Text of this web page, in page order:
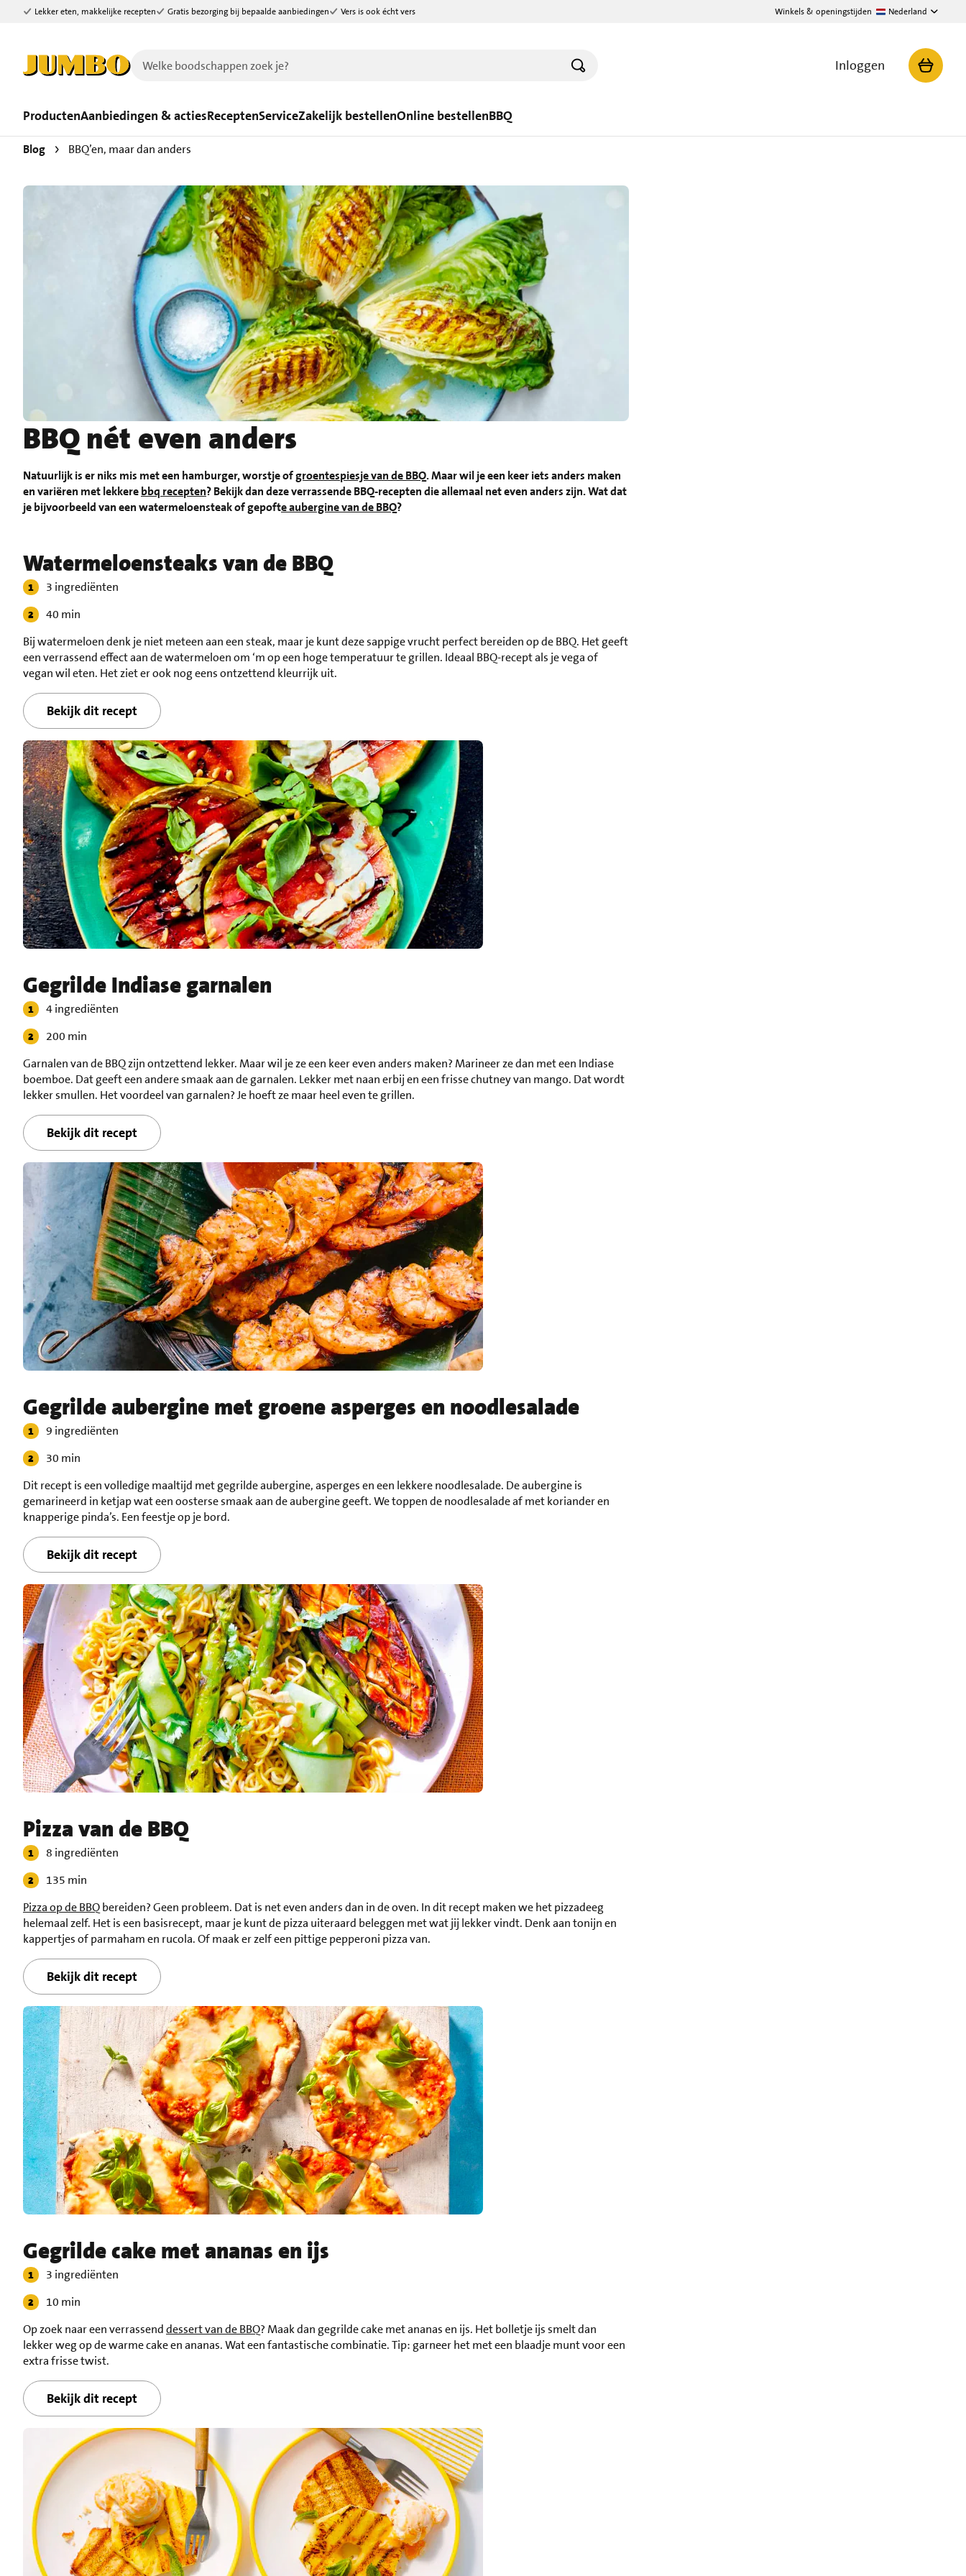
Ga naar zoeken
Ga naar hoofdinhoud
Lekker eten, makkelijke recepten Gratis bezorging bij bepaalde aanbiedingen Vers is ook écht vers Winkels & openingstijden Nederland
Inloggen
ProductenAanbiedingen & actiesReceptenServiceZakelijk bestellenOnline bestellenBBQ
Blog BBQ’en, maar dan anders
BBQ nét even anders
Natuurlijk is er niks mis met een hamburger, worstje ofgroentespiesje van de BBQ. Maar wil je een keer iets anders maken
en variëren met lekkerebbq recepten? Bekijk dan deze verrassende BBQ-recepten die allemaal net even anders zijn. Wat dat
je bijvoorbeeld van een watermeloensteak of gepofte aubergine van de BBQ?
Watermeloensteaks van de BBQ
3 ingrediënten
40 min
Bij watermeloen denk je niet meteen aan een steak, maar je kunt deze sappige vrucht perfect bereiden op de BBQ. Het geeft
een verrassend effect aan de watermeloen om ‘m op een hoge temperatuur te grillen. Ideaal BBQ-recept als je vega of
vegan wil eten. Het ziet er ook nog eens ontzettend kleurrijk uit.
Bekijk dit recept
Gegrilde Indiase garnalen
4 ingrediënten
200 min
Garnalen van de BBQ zijn ontzettend lekker. Maar wil je ze een keer even anders maken? Marineer ze dan met een Indiase
boemboe. Dat geeft een andere smaak aan de garnalen. Lekker met naan erbij en een frisse chutney van mango. Dat wordt
lekker smullen. Het voordeel van garnalen? Je hoeft ze maar heel even te grillen.
Bekijk dit recept
Gegrilde aubergine met groene asperges en noodlesalade
9 ingrediënten
30 min
Dit recept is een volledige maaltijd met gegrilde aubergine, asperges en een lekkere noodlesalade. De aubergine is
gemarineerd in ketjap wat een oosterse smaak aan de aubergine geeft. We toppen de noodlesalade af met koriander en
knapperige pinda’s. Een feestje op je bord.
Bekijk dit recept
Pizza van de BBQ
8 ingrediënten
135 min
Pizza op de BBQbereiden? Geen probleem. Dat is net even anders dan in de oven. In dit recept maken we het pizzadeeg
helemaal zelf. Het is een basisrecept, maar je kunt de pizza uiteraard beleggen met wat jij lekker vindt. Denk aan tonijn en
kappertjes of parmaham en rucola. Of maak er zelf een pittige pepperoni pizza van.
Bekijk dit recept
Gegrilde cake met ananas en ijs
3 ingrediënten
10 min
Op zoek naar een verrassenddessert van de BBQ? Maak dan gegrilde cake met ananas en ijs. Het bolletje ijs smelt dan
lekker weg op de warme cake en ananas. Wat een fantastische combinatie. Tip: garneer het met een blaadje munt voor een
extra frisse twist.
Bekijk dit recept